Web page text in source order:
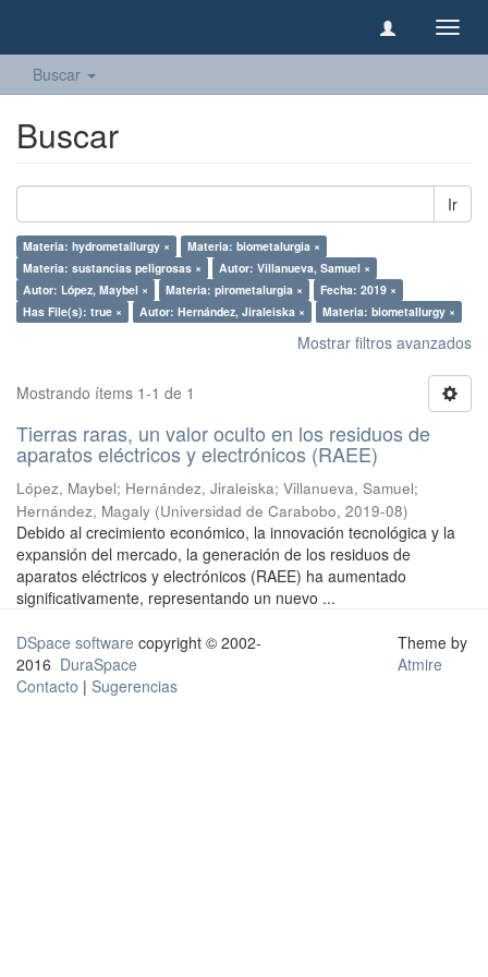
Buscar
Buscar
Ir
Materia: hydrometallurgy ×
Materia: biometalurgia ×
Materia: sustancias peligrosas ×
Autor: Villanueva, Samuel ×
Autor: López, Maybel ×
Materia: pirometalurgia ×
Fecha: 2019 ×
Has File(s): true ×
Autor: Hernández, Jiraleiska × Materia: biometallurgy ×
Mostrar filtros avanzados
Mostrando ítems 1-1 de 1
Tierras raras, un valor oculto en los residuos de
aparatos eléctricos y electrónicos (RAEE)
López, Maybel; Hernández, Jiraleiska; Villanueva, Samuel;
Hernández, Magaly (Universidad de Carabobo, 2019-08)
Debido al crecimiento económico, la innovación tecnológica y la
expansión del mercado, la generación de los residuos de
aparatos eléctricos y electrónicos (RAEE) ha aumentado
significativamente, representando un nuevo ...
DSpace software copyright © 2002-
2016 DuraSpace
Contacto | Sugerencias
Theme by
Atmire